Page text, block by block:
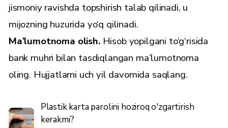
jismoniy ravishda topshirish talab qilinadi, u
mijozning huzurida yo‘q qilinadi.
Ma’lumotnoma olish.Hisob yopilgani to‘g‘risida
bank muhri bilan tasdiqlangan ma’lumotnoma
oling. Hujjatlarni uch yil davomida saqlang.
Plastik karta parolini hoziroq o'zgartirish
kerakmi?